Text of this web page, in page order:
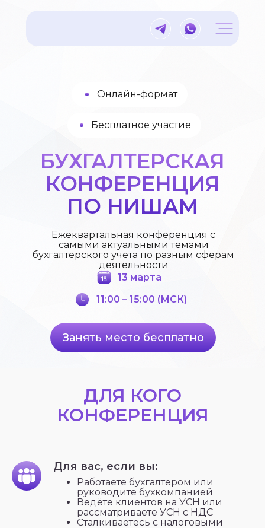
Ежеквартальная конференция с
самыми актуальными темами
бухгалтерского учета по разным сферам
деятельности
БУХГАЛТЕРСКАЯ
КОНФЕРЕНЦИЯ
ПО НИШАМ
13 марта
11:00 – 15:00 (МСК)
Занять место бесплатно
Онлайн-формат
Бесплатное участие
ДЛЯ КОГО
КОНФЕРЕНЦИЯ
Для вас, если вы:
Работаете бухгалтером или
руководите бухкомпанией
Ведёте клиентов на УСН или
рассматриваете УСН с НДС
Сталкиваетесь с налоговыми